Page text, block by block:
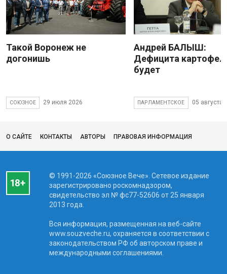
Такой Воронеж не
догонишь
СОЮЗНОЕ 29 июля 2026
Андрей БАЛЫШ:
Дефицита
будет
ПАРЛАМЕНТСКОЕ 05 августа
О САЙТЕ КОНТАКТЫ АВТОРЫ ПРАВОВАЯ ИНФОРМАЦИЯ
© 1991-2026 «Союзное Вече». Сетевое издание
зарегистрировано роскомнадзором,
свидетельство эл № фc77-52606 от 25 января
2013 года.
Вся информация, размещенная на веб-сайте
www.souzveche.ru, охраняется в соответствии с
законодательством РФ об авторском праве и
международными соглашениями.